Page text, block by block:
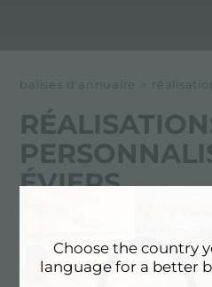
balises d'annuaire >
ÉVIERS
Ci-dessous tous les
Réalisations
Choose the country
language for a better